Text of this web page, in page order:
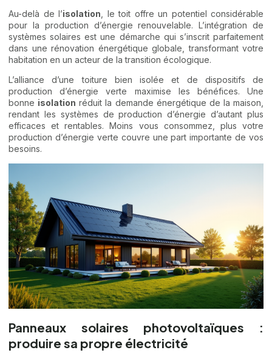
Au-delà de l’isolation , le toit offre un potentiel considérable
pour la production d’énergie renouvelable. L’intégration de
systèmes solaires est une démarche qui s’inscrit parfaitement
dans une rénovation énergétique globale, transformant votre
habitation en un acteur de la transition écologique.
L’alliance d’une toiture bien isolée et de dispositifs de
production d’énergie verte maximise les bénéfices. Une
bonne isolation réduit la demande énergétique de la maison,
rendant les systèmes de production d’énergie d’autant plus
efficaces et rentables. Moins vous consommez, plus votre
production d’énergie verte couvre une part importante de vos
besoins.
Panneaux solaires photovoltaïques :
produire sa propre électricité